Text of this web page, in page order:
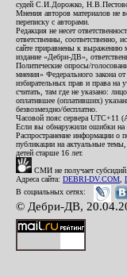
судей С.И.Дорожко,
Мнения авторов материалов не
переписку с авторами.
Редакция не несет
ответственны, соответственно,
сайте приравнены к выражению
издание «Дебри-ДВ»,
Политические опросы/
мнения» Федерального закона
избирательных прав и права на
считать, там где не указано:
оплатившее (оплативших)
безвозмездно/бесплатно.
Часовой пояс сервера UTC+11
Если вы обнаружили ошибки на
Распространение информации о
публикации на актуальные
детей старше 16 лет.
СМИ не получает субсидий.
Адреса сайта: DEBRI-DV.COM
В социальных сетях:
© Дебри-ДВ,